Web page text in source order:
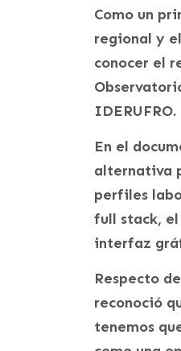
Como un
regional y
conocer el
IDERUFRO.
En el
alternativa
perfiles
full stack,
interfaz
Respecto
reconoció
tenemos